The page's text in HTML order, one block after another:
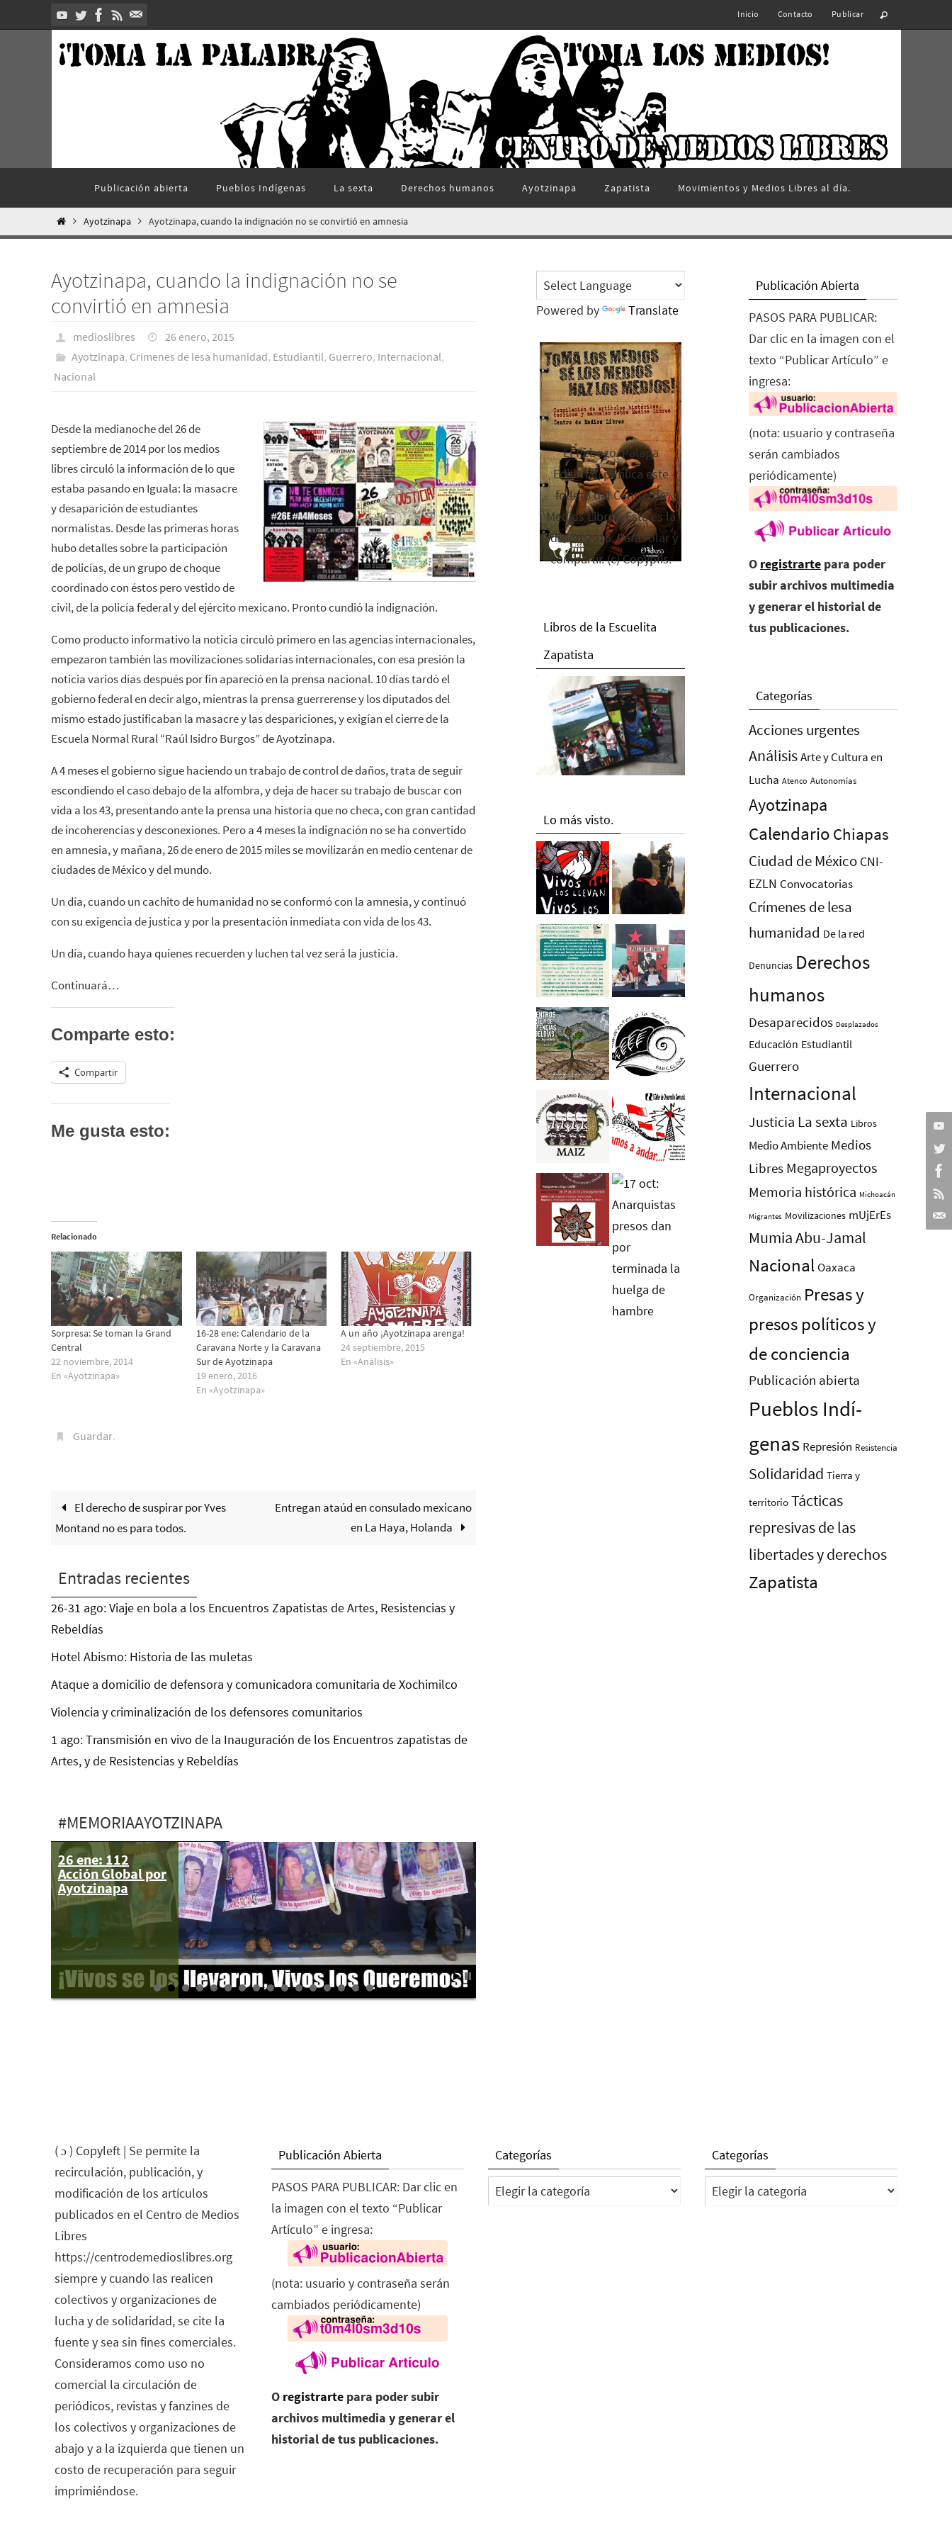
al
Inicio Contacto Publicar
contenido
Publicación abierta Pueblos Indí­genas La sexta Derechos humanos Ayotzinapa Zapatista Movimientos y Medios Libres al día.
InicioAyotzinapa Ayotzinapa, cuando la indignación no se convirtió en amnesia
Ayotzinapa, cuando la indignación no se
convirtió en amnesia
medioslibres
26 enero, 2015
Ayotzinapa, Crímenes de lesa humanidad, Estudiantil, Guerrero, Internacional,
Nacional
Desde la medianoche del 26 de
septiembre de 2014 por los medios
libres circuló la información de lo que
estaba pasando en Iguala: la masacre
y desaparición de estudiantes
normalistas. Desde las primeras horas
hubo detalles sobre la participación
de policías, de un grupo de choque
coordinado con éstos pero vestido de
civil, de la policía federal y del ejército mexicano. Pronto cundió la indignación.
Como producto informativo la noticia circuló primero en las agencias internacionales,
empezaron también las movilizaciones solidarias internacionales, con esa presión la
noticia varios días después por fin apareció en la prensa nacional. 10 días tardó el
gobierno federal en decir algo, mientras la prensa guerrerense y los diputados del
mismo estado justificaban la masacre y las despariciones, y exigían el cierre de la
Escuela Normal Rural “Raúl Isidro Burgos” de Ayotzinapa.
A 4 meses el gobierno sigue haciendo un trabajo de control de daños, trata de seguir
escondiendo el caso debajo de la alfombra, y deja de hacer su trabajo de buscar con
vida a los 43, presentando ante la prensa una historia que no checa, con gran cantidad
de incoherencias y desconexiones. Pero a 4 meses la indignación no se ha convertido
en amnesia, y mañana, 26 de enero de 2015 miles se movilizarán en medio centenar de
ciudades de México y del mundo.
Un día, cuando un cachito de humanidad no se conformó con la amnesia, y continuó
con su exigencia de justica y por la presentación inmediata con vida de los 43.
Un día, cuando haya quienes recuerden y luchen tal vez será la justicia.
Continuará…
Comparte esto:
Compartir
Me gusta esto:
Relacionado
Sorpresa: Se toman la Grand
Central
22 noviembre, 2014
En «Ayotzinapa»
16-28 ene: Calendario de la
Caravana Norte y la Caravana
Sur de Ayotzinapa
19 enero, 2016
En «Ayotzinapa»
A un año ¡Ayotzinapa arenga!
24 septiembre, 2015
En «Análisis»
Guardar.
El derecho de suspirar por Yves
Montand no es para todos.
Entregan ataúd en consulado mexicano
en La Haya, Holanda
Entradas recientes
26-31 ago: Viaje en bola a los Encuentros Zapatistas de Artes, Resistencias y
Rebeldías
Hotel Abismo: Historia de las muletas
Ataque a domicilio de defensora y comunicadora comunitaria de Xochimilco
Violencia y criminalización de los defensores comunitarios
1 ago: Transmisión en vivo de la Inauguración de los Encuentros zapatistas de
Artes, y de Resistencias y Rebeldías
#MEMORIAAYOTZINAPA
26 ene: 112
Acción Global por
Ayotzinapa
Powered by Translate
El Rebozo, Palapa
Editorial, publica este
folleto del Centro de
Medios Libres. Esta es la
edición 2016. Para rolar y
compartir. (c) Copyplis.
Libros de la Escuelita
Zapatista
Lo más visto.
Publicación Abierta
PASOS PARA PUBLICAR:
Dar clic en la imagen con el
texto “Publicar Artículo” e
ingresa:
(nota: usuario y contraseña
serán cambiados
periódicamente)
O registrarte para poder
subir archivos multimedia
y generar el historial de
tus publicaciones.
Categorías
Acciones urgentes
AnálisisArte y Cultura en
Lucha Atenco Autonomías
Ayotzinapa
Calendario Chiapas
Ciudad de México CNI-
EZLN Convocatorias
Crímenes de lesa
humanidad De la red
Denuncias Derechos
humanos
Desaparecidos Desplazados
Educación Estudiantil
Guerrero
Internacional
Justicia La sexta Libros
Medio Ambiente Medios
Libres Megaproyectos
Memoria histórica Michoacán
Migrantes Movilizaciones mUjErEs
Mumia Abu-Jamal
Nacional Oaxaca
Organización Presas y
presos polí­ticos y
de conciencia
Publicación abierta
Pueblos Indí­
genas Represión Resistencia
Solidaridad Tierra y
territorio Tácticas
represivas de las
libertades y derechos
Zapatista
( ɔ ) Copyleft | Se permite la
recirculación, publicación, y
modificación de los artículos
publicados en el Centro de Medios
Libres
https://centrodemedioslibres.org
siempre y cuando las realicen
colectivos y organizaciones de
lucha y de solidaridad, se cite la
fuente y sea sin fines comerciales.
Consideramos como uso no
comercial la circulación de
periódicos, revistas y fanzines de
los colectivos y organizaciones de
abajo y a la izquierda que tienen un
costo de recuperación para seguir
imprimiéndose.
Publicación Abierta
PASOS PARA PUBLICAR: Dar clic en
la imagen con el texto “Publicar
Artículo” e ingresa:
(nota: usuario y contraseña serán
cambiados periódicamente)
O registrarte para poder subir
archivos multimedia y generar el
historial de tus publicaciones.
Categorías
Categorías
Categorías
Categorías